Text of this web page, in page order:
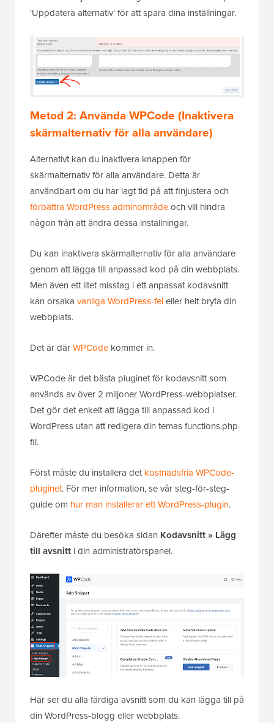
'Uppdatera alternativ' för att spara dina inställningar.
Metod 2: Använda WPCode (Inaktivera
skärmalternativ för alla användare)
Alternativt kan du inaktivera knappen för
skärmalternativ för alla användare. Detta är
användbart om du har lagt tid på att finjustera och
förbättra WordPress adminområdeoch vill hindra
någon från att ändra dessa inställningar.
Du kan inaktivera skärmalternativ för alla användare
genom att lägga till anpassad kod på din webbplats.
Men även ett litet misstag i ett anpassat kodavsnitt
kan orsaka vanliga WordPress-feleller helt bryta din
webbplats.
Det är därWPCode kommer in.
WPCode är det bästa pluginet för kodavsnitt som
används av över 2 miljoner WordPress-webbplatser.
Det gör det enkelt att lägga till anpassad kod i
WordPress utan att redigera din temas functions.php-
fil.
Först måste du installera detkostnadsfria WPCode-
pluginet. För mer information, se vår steg-för-steg-
guide om hur man installerar ett WordPress-plugin.
Därefter måste du besöka sidan Kodavsnitt » Lägg
till avsnitt i din administratörspanel.
Här ser du alla färdiga avsnitt som du kan lägga till på
din WordPress-blogg eller webbplats.